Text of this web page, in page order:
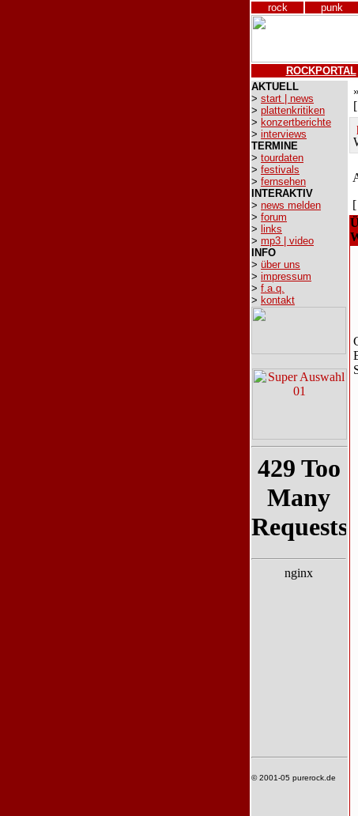
rock punk
ROCKPORTAL
AKTUELL
> start | news
> plattenkritiken
> konzertberichte
> interviews
TERMINE
> tourdaten
> festivals
> fernsehen
INTERAKTIV
> news melden
> forum
> links
> mp3 | video
INFO
> über uns
> impressum
> f.a.q.
> kontakt
© 2001-05 purerock.de
[
[